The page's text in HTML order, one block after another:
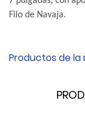
Filo de Navaja.
Productos de la